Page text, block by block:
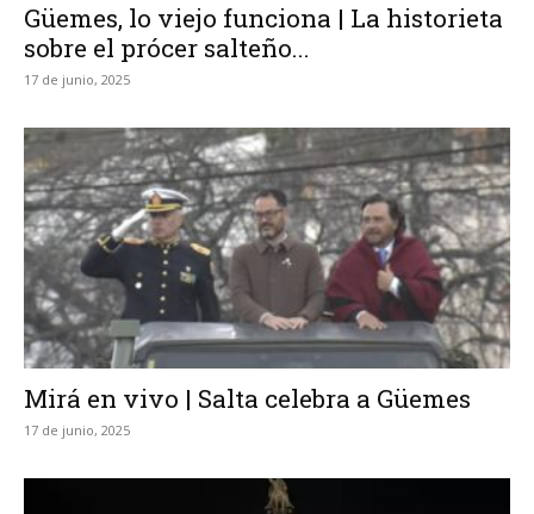
Güemes, lo viejo funciona | La historieta
sobre el prócer salteño...
17 de junio, 2025
Mirá en vivo | Salta celebra a Güemes
17 de junio, 2025